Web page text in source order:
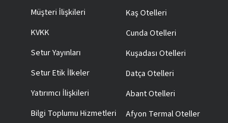
Müşteri İlişkileri
KVKK
Setur Yayınları
Setur Etik İlkeler
Yatırımcı İlişkileri
Bilgi Toplumu Hizmetleri
Kaş Otelleri
Cunda Otelleri
Kuşadası Otelleri
Datça Otelleri
Abant Otelleri
Afyon Termal Oteller